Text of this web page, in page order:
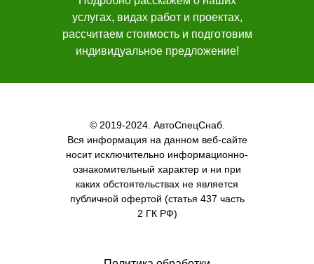
услугах, видах работ и проектах,
рассчитаем стоимость и подготовим
индивидуальное предложение!
© 2019-2024. АвтоСпецСнаб.
Вся информация на данном веб-сайте
носит исключительно информационно-
ознакомительный характер и ни при
каких обстоятельствах не является
публичной офертой (статья 437 часть
2 ГК РФ)